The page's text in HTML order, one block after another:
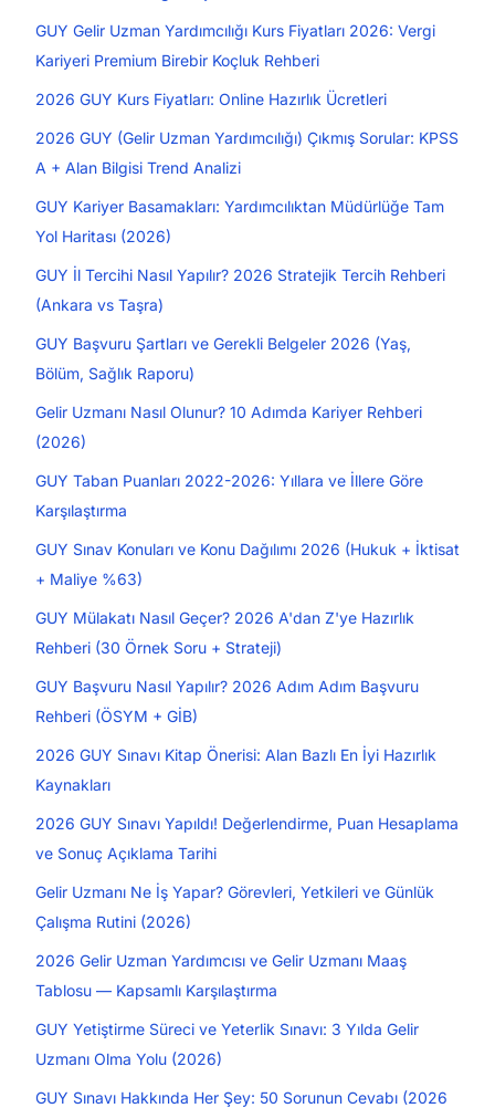
GUY Gelir Uzman Yardımcılığı Kurs Fiyatları 2026: Vergi
Kariyeri Premium Birebir Koçluk Rehberi
2026 GUY Kurs Fiyatları: Online Hazırlık Ücretleri
2026 GUY (Gelir Uzman Yardımcılığı) Çıkmış Sorular: KPSS
A + Alan Bilgisi Trend Analizi
GUY Kariyer Basamakları: Yardımcılıktan Müdürlüğe Tam
Yol Haritası (2026)
GUY İl Tercihi Nasıl Yapılır? 2026 Stratejik Tercih Rehberi
(Ankara vs Taşra)
GUY Başvuru Şartları ve Gerekli Belgeler 2026 (Yaş,
Bölüm, Sağlık Raporu)
Gelir Uzmanı Nasıl Olunur? 10 Adımda Kariyer Rehberi
(2026)
GUY Taban Puanları 2022-2026: Yıllara ve İllere Göre
Karşılaştırma
GUY Sınav Konuları ve Konu Dağılımı 2026 (Hukuk + İktisat
+ Maliye %63)
GUY Mülakatı Nasıl Geçer? 2026 A'dan Z'ye Hazırlık
Rehberi (30 Örnek Soru + Strateji)
GUY Başvuru Nasıl Yapılır? 2026 Adım Adım Başvuru
Rehberi (ÖSYM + GİB)
2026 GUY Sınavı Kitap Önerisi: Alan Bazlı En İyi Hazırlık
Kaynakları
2026 GUY Sınavı Yapıldı! Değerlendirme, Puan Hesaplama
ve Sonuç Açıklama Tarihi
Gelir Uzmanı Ne İş Yapar? Görevleri, Yetkileri ve Günlük
Çalışma Rutini (2026)
2026 Gelir Uzman Yardımcısı ve Gelir Uzmanı Maaş
Tablosu — Kapsamlı Karşılaştırma
GUY Yetiştirme Süreci ve Yeterlik Sınavı: 3 Yılda Gelir
Uzmanı Olma Yolu (2026)
GUY Sınavı Hakkında Her Şey: 50 Sorunun Cevabı (2026